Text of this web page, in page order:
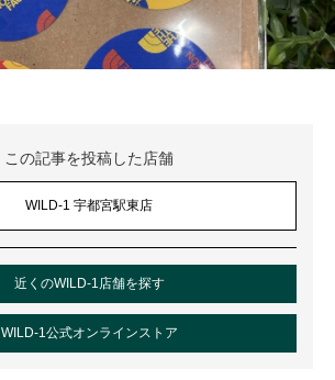
この記事を投稿した店舗
WILD-1 宇都宮駅東店
近くのWILD-1店舗を探す
WILD-1公式オンラインストア